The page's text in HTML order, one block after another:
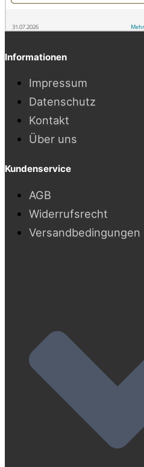
Informationen
Impressum
Datenschutz
Kontakt
Über uns
Kundenservice
AGB
Widerrufsrecht
Versandbedingungen